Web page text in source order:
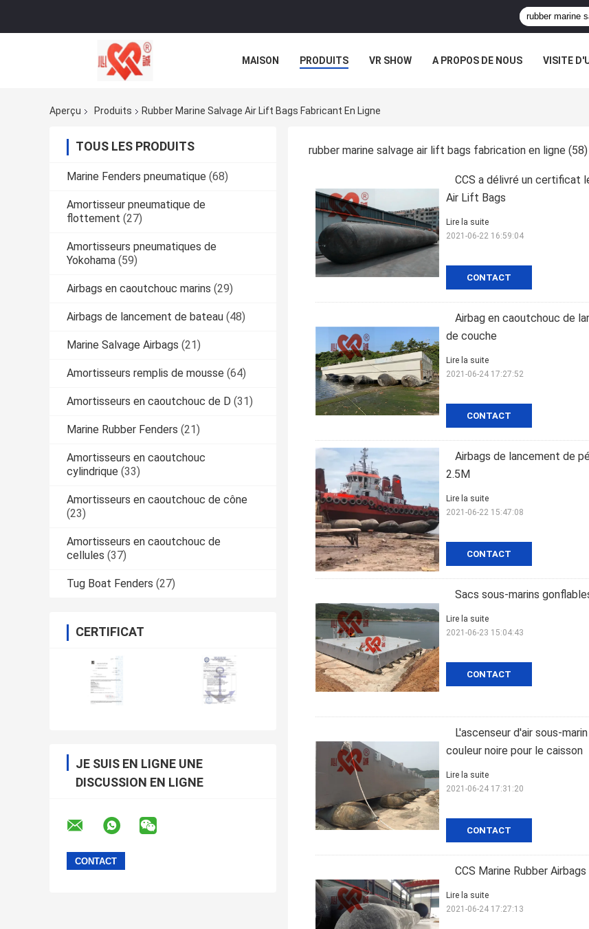
MAISON PRODUITS VR SHOW A PROPOS DE NOUS VISITE
Aperçu
Produits Rubber Marine Salvage Air Lift Bags Fabricant En Ligne
TOUS LES PRODUITS
Marine Fenders pneumatique (68)
Amortisseur pneumatique de
flottement (27)
Amortisseurs pneumatiques de
Yokohama (59)
Airbags en caoutchouc marins (29)
Airbags de lancement de bateau (48)
Marine Salvage Airbags (21)
Amortisseurs remplis de mousse (64)
Amortisseurs en caoutchouc de D (31)
Marine Rubber Fenders (21)
Amortisseurs en caoutchouc
cylindrique (33)
Amortisseurs en caoutchouc de cône
(23)
Amortisseurs en caoutchouc de
cellules (37)
Tug Boat Fenders (27)
CERTIFICAT
JE SUIS EN LIGNE UNE
DISCUSSION EN LIGNE
rubber marine salvage air lift bags fabrication en ligne (58)
CCS a délivré un certificat
Air Lift Bags
CONTACT
Lire la suite
2021-06-22 16:59:04
Airbag en caoutchouc de
de couche
CONTACT
Lire la suite
2021-06-24 17:27:52
Airbags de lancement de
2.5M
CONTACT
Lire la suite
2021-06-22 15:47:08
Sacs sous-marins
CONTACT
Lire la suite
2021-06-23 15:04:43
L'ascenseur d'air sous-
couleur noire pour le caisson
CONTACT
Lire la suite
2021-06-24 17:31:20
CCS Marine Rubber
Lire la suite
2021-06-24 17:27:13